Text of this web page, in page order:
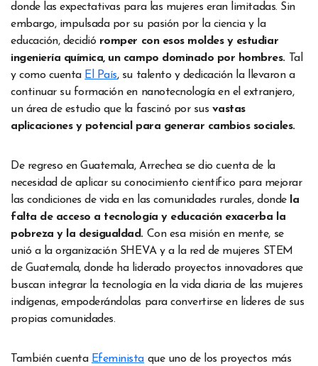
donde las expectativas para las mujeres eran limitadas. Sin
embargo, impulsada por su pasión por la ciencia y la
educación, decidió romper con esos moldes y estudiar
ingeniería química, un campo dominado por hombres. Tal
y como cuenta El País, su talento y dedicación la llevaron a
continuar su formación en nanotecnología en el extranjero,
un área de estudio que la fascinó por sus vastas
aplicaciones y potencial para generar cambios sociales.
De regreso en Guatemala, Arrechea se dio cuenta de la
necesidad de aplicar su conocimiento científico para mejorar
las condiciones de vida en las comunidades rurales, dondela
falta de acceso a tecnología y educación exacerba la
pobreza y la desigualdad. Con esa misión en mente, se
unió a la organización SHEVA y a la red de mujeres STEM
de Guatemala, donde ha liderado proyectos innovadores que
buscan integrar la tecnología en la vida diaria de las mujeres
indígenas, empoderándolas para convertirse en líderes de sus
propias comunidades.
También cuenta Efeminista que uno de los proyectos más